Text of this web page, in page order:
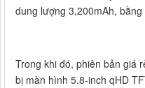
dung lượng 3,200mAh,
Trong khi đó, phiên bản giá
bị màn hình 5.8-inch qHD